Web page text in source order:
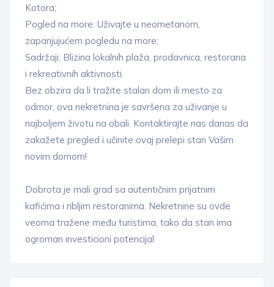
Kotora;
Pogled na more: Uživajte u neometanom,
zapanjujućem pogledu na more;
Sadržaji: Blizina lokalnih plaža, prodavnica, restorana
i rekreativnih aktivnosti.
Bez obzira da li tražite stalan dom ili mesto za
odmor, ova nekretnina je savršena za uživanje u
najboljem životu na obali. Kontaktirajte nas danas da
zakažete pregled i učinite ovaj prelepi stan Vašim
novim domom!
Dobrota je mali grad sa autentičnim prijatnim
kafićima i ribljim restoranima. Nekretnine su ovde
veoma tražene među turistima, tako da stan ima
ogroman investicioni potencijal